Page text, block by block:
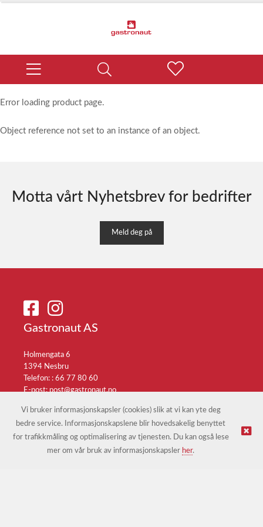
Error loading product page.
Object reference not set to an instance of an object.
Motta vårt Nyhetsbrev for bedrifter
Meld deg på
Gastronaut AS
Holmengata 6
1394 Nesbru
Telefon: : 66 77 80 60
E-post:post@gastronaut.no
© Gastronaut AS | Nettbutikk levert av Kréatif
Vi bruker informasjonskapsler (cookies) slik at vi kan yte deg
bedre service. Informasjonskapslene blir hovedsakelig benyttet
for trafikkmåling og optimalisering av tjenesten. Du kan også lese
mer om vår bruk av informasjonskapsler her.